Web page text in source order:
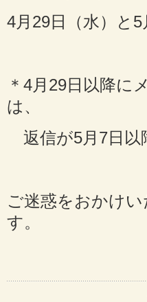
4月29日（水）と
＊4月29日以降に
は、
返信が5月7日以
ご迷惑をおかけ
す。